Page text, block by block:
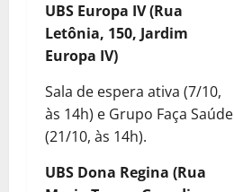
UBS Europa IV (Rua
Letônia, 150, Jardim
Europa IV)
Sala de espera ativa (7/10,
às 14h) e Grupo Faça Saúde
(21/10, às 14h).
UBS Dona Regina (Rua